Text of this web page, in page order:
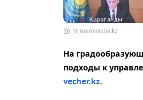
Primeminister.kz
На
подходы к
vecher.kz.